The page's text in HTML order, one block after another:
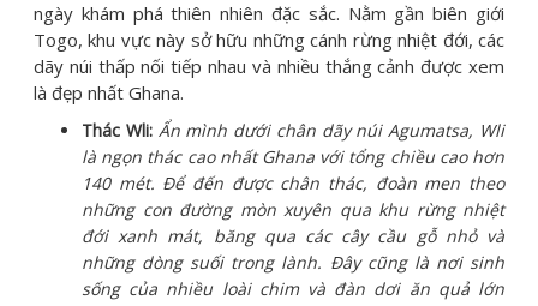
ngày khám phá thiên nhiên đặc sắc. Nằm gần biên giới
Togo, khu vực này sở hữu những cánh rừng nhiệt đới, các
dãy núi thấp nối tiếp nhau và nhiều thắng cảnh được xem
là đẹp nhất Ghana.
Thác Wli: Ẩn mình dưới chân dãy núi Agumatsa, Wli
là ngọn thác cao nhất Ghana với tổng chiều cao hơn
140 mét. Để đến được chân thác, đoàn men theo
những con đường mòn xuyên qua khu rừng nhiệt
đới xanh mát, băng qua các cây cầu gỗ nhỏ và
những dòng suối trong lành. Đây cũng là nơi sinh
sống của nhiều loài chim và đàn dơi ăn quả lớn